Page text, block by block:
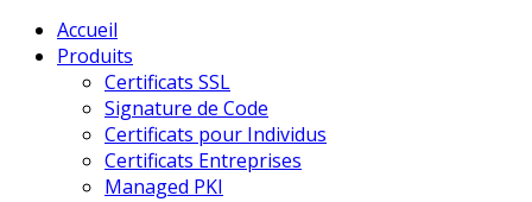
Accueil
Produits
Certificats SSL
Signature de Code
Certificats pour Individus
Certificats Entreprises
Managed PKI